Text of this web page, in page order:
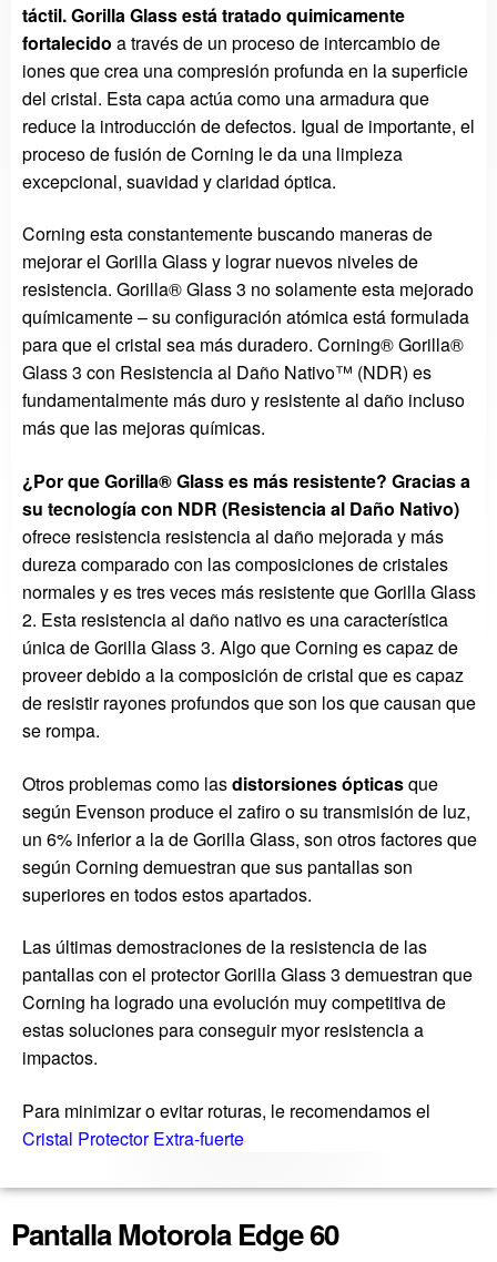
táctil. Gorilla Glass está tratado quimicamente
fortalecido a través de un proceso de intercambio de
iones que crea una compresión profunda en la superficie
del cristal. Esta capa actúa como una armadura que
reduce la introducción de defectos. Igual de importante, el
proceso de fusión de Corning le da una limpieza
excepcional, suavidad y claridad óptica.
Corning esta constantemente buscando maneras de
mejorar el Gorilla Glass y lograr nuevos niveles de
resistencia. Gorilla® Glass 3 no solamente esta mejorado
químicamente – su configuración atómica está formulada
para que el cristal sea más duradero. Corning® Gorilla®
Glass 3 con Resistencia al Daño Nativo™ (NDR) es
fundamentalmente más duro y resistente al daño incluso
más que las mejoras químicas.
¿Por que Gorilla® Glass es más resistente? Gracias a
su tecnología con NDR (Resistencia al Daño Nativo)
ofrece resistencia resistencia al daño mejorada y más
dureza comparado con las composiciones de cristales
normales y es tres veces más resistente que Gorilla Glass
2. Esta resistencia al daño nativo es una característica
única de Gorilla Glass 3. Algo que Corning es capaz de
proveer debido a la composición de cristal que es capaz
de resistir rayones profundos que son los que causan que
se rompa.
Otros problemas como lasdistorsiones ópticasque
según Evenson produce el zafiro o su transmisión de luz,
un 6% inferior a la de Gorilla Glass, son otros factores que
según Corning demuestran que sus pantallas son
superiores en todos estos apartados.
Las últimas demostraciones de la resistencia de las
pantallas con el protector Gorilla Glass 3 demuestran que
Corning ha logrado una evolución muy competitiva de
estas soluciones para conseguir myor resistencia a
impactos.
Para minimizar o evitar roturas, le recomendamos el
Cristal Protector Extra-fuerte
Pantalla Motorola Edge 60